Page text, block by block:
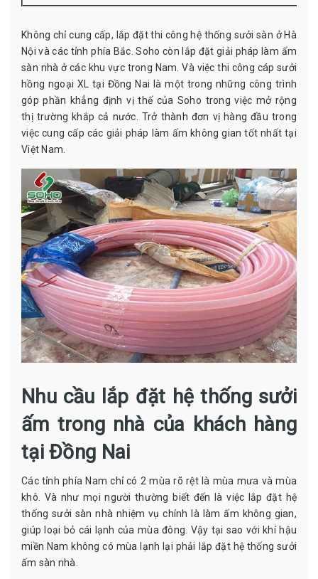
Không chỉ cung cấp, lắp đặt thi công hệ thống sưởi sàn ở Hà
Nội và các tỉnh phía Bắc. Soho còn lắp đặt giải pháp làm ấm
sàn nhà ở các khu vực trong Nam. Và việc thi công cáp sưởi
hồng ngoại XL tại Đồng Nai là một trong những công trình
góp phần khẳng định vị thế của Soho trong việc mở rộng
thị trường khắp cả nước. Trở thành đơn vị hàng đầu trong
việc cung cấp các giải pháp làm ấm không gian tốt nhất tại
Việt Nam.
Nhu cầu lắp đặt hệ thống sưởi
ấm trong nhà của khách hàng
tại Đồng Nai
Các tỉnh phía Nam chỉ có 2 mùa rõ rệt là mùa mưa và mùa
khô. Và như mọi người thường biết đến là việc lắp đặt hệ
thống sưởi sàn nhà nhiệm vụ chính là làm ấm không gian,
giúp loại bỏ cái lạnh của mùa đông. Vậy tại sao với khí hậu
miền Nam không có mùa lạnh lại phải lắp đặt hệ thống sưởi
ấm sàn nhà.